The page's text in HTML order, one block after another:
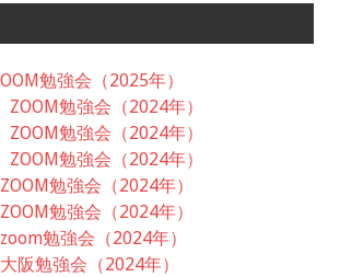
勉強会（2025年）
ZOOM勉強会（2024年）
ZOOM勉強会（2024年）
ZOOM勉強会（2024年）
勉強会（2024年）
勉強会（2024年）
勉強会（2024年）
阪勉強会（2024年）